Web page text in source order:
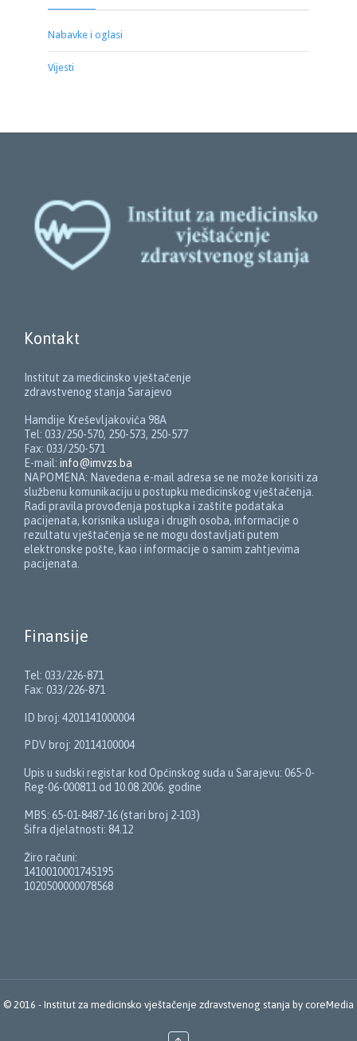
Nabavke i oglasi
Vijesti
Kontakt
Institut za medicinsko vještačenje
zdravstvenog stanja Sarajevo
Hamdije Kreševljakovića 98A
Tel: 033/250-570, 250-573, 250-577
Fax: 033/250-571
E-mail: info@imvzs.ba
NAPOMENA: Navedena e-mail adresa se ne može korisiti za
službenu komunikaciju u postupku medicinskog vještačenja.
Radi pravila provođenja postupka i zaštite podataka
pacijenata, korisnika usluga i drugih osoba, informacije o
rezultatu vještačenja se ne mogu dostavljati putem
elektronske pošte, kao i informacije o samim zahtjevima
pacijenata.
Finansije
Tel: 033/226-871
Fax: 033/226-871
ID broj: 4201141000004
PDV broj: 20114100004
Upis u sudski registar kod Općinskog suda u Sarajevu: 065-0-
Reg-06-000811 od 10.08.2006. godine
MBS: 65-01-8487-16 (stari broj 2-103)
Šifra djelatnosti: 84.12
Žiro računi:
1410010001745195
1020500000078568
© 2016 - Institut za medicinsko vještačenje zdravstvenog stanja by coreMedia